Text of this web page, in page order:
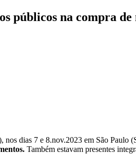
públicos na compra de
dias 7 e 8.nov.2023 em São Paulo
Também estavam presentes